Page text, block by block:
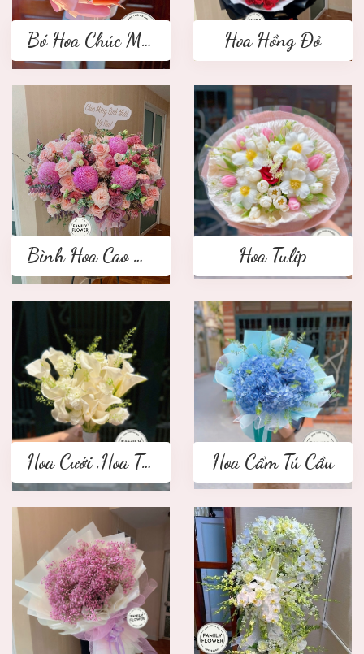
Bó Hoa Chúc Mừng Hoa Hồng Đỏ
Bình Hoa Cao Cấp Hoa Tulip
Hoa Cưới ,Hoa Tay Cầm Cô Dâu Hoa Cẩm Tú Cầu